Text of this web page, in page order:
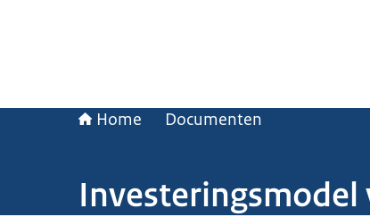
Home Documenten